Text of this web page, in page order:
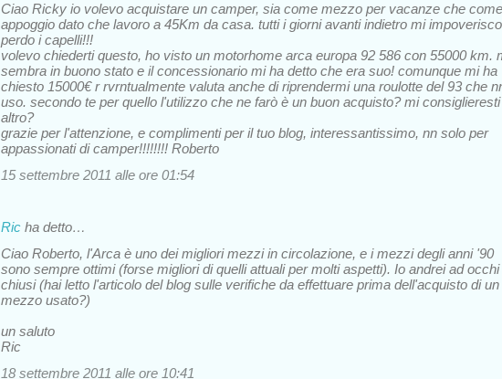
Ciao Ricky io volevo acquistare un camper, sia come mezzo per vacanze che come
appoggio dato che lavoro a 45Km da casa. tutti i giorni avanti indietro mi
perdo i capelli!!!
volevo chiederti questo, ho visto un motorhome arca europa 92 586 con 55000 km.
sembra in buono stato e il concessionario mi ha detto che era suo! comunque mi ha
chiesto 15000€ r rvrntualmente valuta anche di riprendermi una roulotte del 93 che
uso. secondo te per quello l'utilizzo che ne farò è un buon acquisto? mi consiglieresti
altro?
grazie per l'attenzione, e complimenti per il tuo blog, interessantissimo, nn solo per
appassionati di camper!!!!!!!! Roberto
15 settembre 2011 alle ore 01:54
Ric ha detto…
Ciao Roberto, l'Arca è uno dei migliori mezzi in circolazione, e i mezzi degli anni '90
sono sempre ottimi (forse migliori di quelli attuali per molti aspetti). Io andrei ad occhi
chiusi (hai letto l'articolo del blog sulle verifiche da effettuare prima dell'acquisto di un
mezzo usato?)
un saluto
Ric
18 settembre 2011 alle ore 10:41